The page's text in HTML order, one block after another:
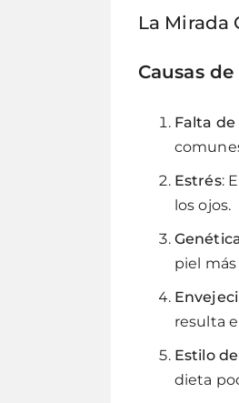
La Mirada
Causas
Falta de
Estrés:
los ojos.
piel más
resulta
Estilo
dieta